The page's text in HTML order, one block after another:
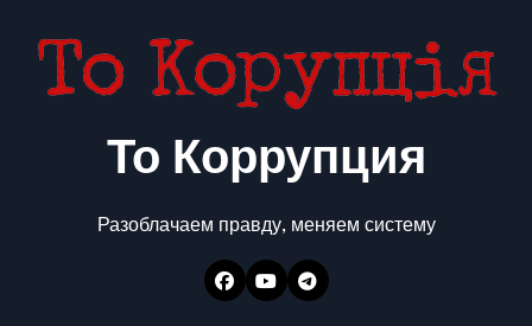
То Коррупция
Разоблачаем правду, меняем систему